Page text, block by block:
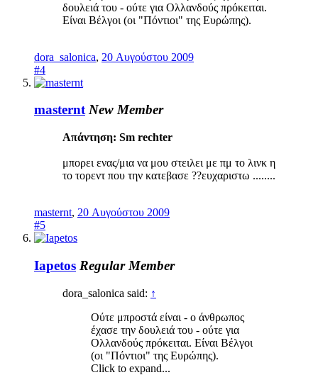
δουλειά του - ούτε για Ολλανδούς πρόκειται.
Είναι Βέλγοι (οι "Πόντιοι" της Ευρώπης).
dora_salonica, 20 Αυγούστου 2009
#4
masternt New Member
Απάντηση: Sm rechter
μπορει ενας/μια να μου στειλει με πμ το λινκ η
το τορεντ που την κατεβασε ??ευχαριστω ........
masternt, 20 Αυγούστου 2009
#5
Iapetos Regular Member
dora_salonica said: ↑
Ούτε μπροστά είναι - ο άνθρωπος
έχασε την δουλειά του - ούτε για
Ολλανδούς πρόκειται. Είναι Βέλγοι
(οι "Πόντιοι" της Ευρώπης).
Click to expand...